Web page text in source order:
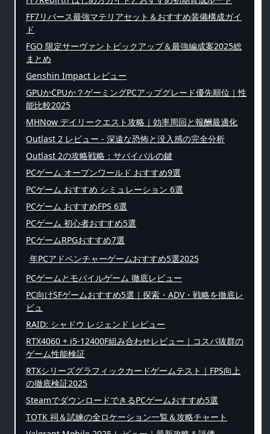
FF7リバース最強マテリアセット＆おすすめ装備構成ガイ
ド
FGO 限定サーヴァントピックアップ＆最強編成案2025総
まとめ
Genshin Impact レビュー
GPUかCPUか？ゲーミングPCアップグレード優先順位｜性
能比較2025
MHNow デイリークエスト攻略｜効率周回と報酬最適化
Outlast 2 レビュー - 深遠な恐怖と没入感の完全分析
Outlast 2の攻略戦略：サバイバルの鍵
PCゲーム オープンワールド おすすめ9選
PCゲーム おすすめ シミュレーション 6選
PCゲーム おすすめFPS 6選
PCゲーム 初心者おすすめ5選
PCゲームRPGおすすめ7選
年PCアドベンチャーゲームおすすめ5選2025
PCゲームとモバイルゲーム 徹底レビュー
PC向けSFゲームおすすめ5選｜探索・ADV・戦略を徹底レ
ビュ
RAID: シャドウ レジェンド レビュー
RTX4060 + i5-12400F組み合わせレビュー｜コスパ抜群の
ゲーム性能検証
RTXシリーズグラフィックカードゲームテスト｜FPS向上
の徹底検証2025
SteamでダウンロードできるPCゲームおすすめ5選
TOTK 祠＆試練の全ロケーション一覧＆攻略チャート